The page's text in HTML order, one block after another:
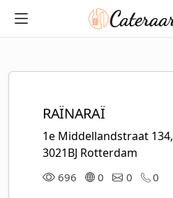
RAÏNARAÏ
1e Middellandstraat 134,
3021BJ Rotterdam
696 0 0 0